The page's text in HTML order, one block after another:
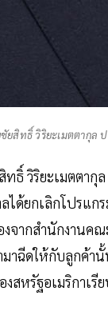
ยสิทธิ์ วิริยะเมตตากุล
ธิ์ วิริยะเมตตากุ
ได้ยกเลิกโปรแ
จากสำนักงานค
าฉีดให้กับลูกค้า
งสหรัฐอเมริกา